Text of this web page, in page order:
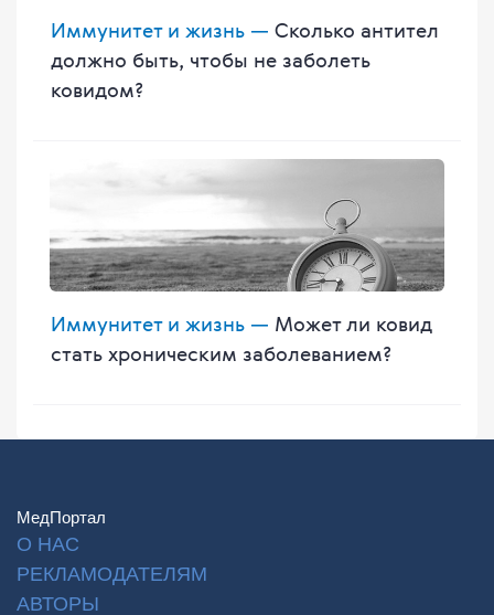
Иммунитет и жизнь — Сколько антител
должно быть, чтобы не заболеть
ковидом?
Иммунитет и жизнь — Может ли ковид
стать хроническим заболеванием?
МедПортал
О НАС
РЕКЛАМОДАТЕЛЯМ
АВТОРЫ